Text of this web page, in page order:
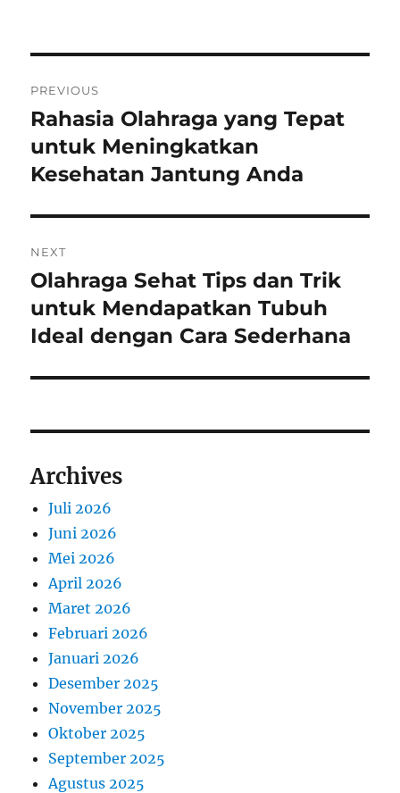
pos
PREVIOUS
Previous
post:
Rahasia Olahraga yang Tepat
untuk Meningkatkan
Kesehatan Jantung Anda
NEXT
Next
post:
Olahraga Sehat Tips dan Trik
untuk Mendapatkan Tubuh
Ideal dengan Cara Sederhana
Archives
Juli 2026
Juni 2026
Mei 2026
April 2026
Maret 2026
Februari 2026
Januari 2026
Desember 2025
November 2025
Oktober 2025
September 2025
Agustus 2025